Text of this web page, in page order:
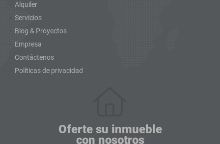
Alquiler
Servicios
Blog & Proyectos
Empresa
Contáctenos
Políticas de privacidad
Oferte su inmueble
con nosotros